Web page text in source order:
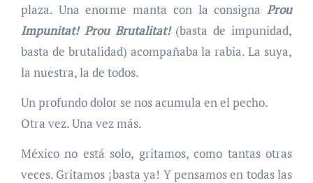
plaza. Una enorme manta con la consignaProu
Impunitat! Prou Brutalitat!(basta de impunidad,
basta de brutalidad) acompañaba la rabia. La suya,
la nuestra, la de todos.
Un profundo dolor se nos acumula en el pecho.
Otra vez. Una vez más.
México no está solo, gritamos, como tantas otras
veces. Gritamos ¡basta ya! Y pensamos en todas las